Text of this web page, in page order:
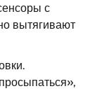
с
вытягивают